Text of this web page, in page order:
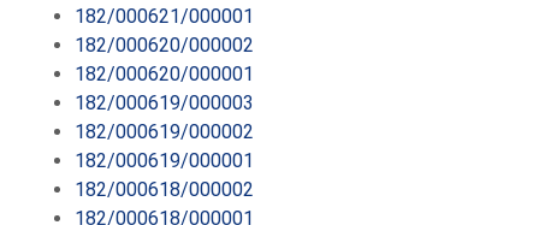
182/000621/000001
182/000620/000002
182/000620/000001
182/000619/000003
182/000619/000002
182/000619/000001
182/000618/000002
182/000618/000001